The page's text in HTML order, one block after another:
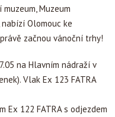
Muzeum
Olomouc ke
začnou vánoční trhy!
na Hlavním nádraží v
Vlak Ex 123 FATRA
Ex 122 FATRA s odjezdem